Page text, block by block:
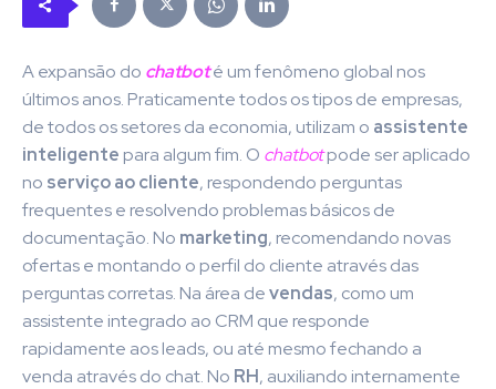
A expansão do chatboté um fenômeno global nos
últimos anos. Praticamente todos os tipos de empresas,
de todos os setores da economia, utilizam o assistente
inteligente para algum fim. O chatbotpode ser aplicado
no serviço ao cliente, respondendo perguntas
frequentes e resolvendo problemas básicos de
documentação. No marketing, recomendando novas
ofertas e montando o perfil do cliente através das
perguntas corretas. Na área devendas, como um
assistente integrado ao CRM que responde
rapidamente aos leads, ou até mesmo fechando a
venda através do chat. No RH, auxiliando internamente